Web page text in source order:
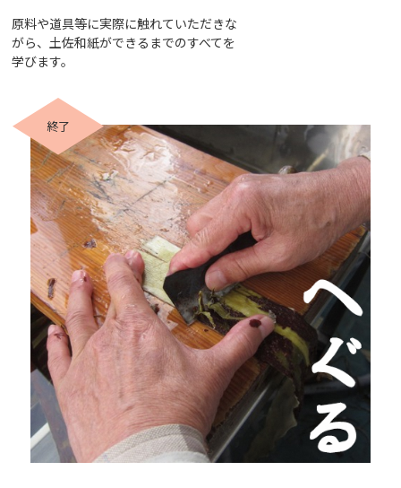
原料や道具等に実際に触れていただきな
がら、土佐和紙ができるまでのすべてを
学びます。
終了